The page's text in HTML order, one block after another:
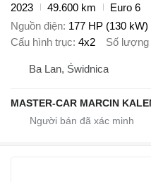
2023
49.600 km
Euro 6
Nguồn điện 177 HP (130 kW)
Cấu hình trục 4x2 Số lượng
Ba Lan, Świdnica
MASTER-CAR MARCIN